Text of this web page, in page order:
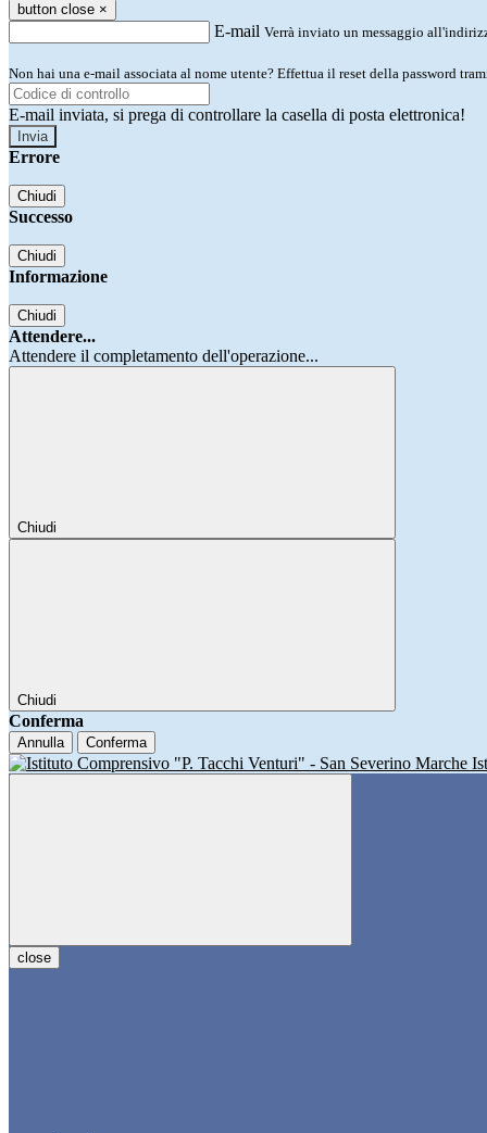
button close ×
E-mail Verrà inviato un messaggio
Non hai una e-mail associata al nome utente? Effettua il reset della password
E-mail inviata, si prega di controllare la casella di posta elettronica!
Errore
Chiudi
Successo
Chiudi
Informazione
Chiudi
Attendere...
Attendere il completamento dell'operazione...
Chiudi
Chiudi
Conferma
Annulla Conferma
close